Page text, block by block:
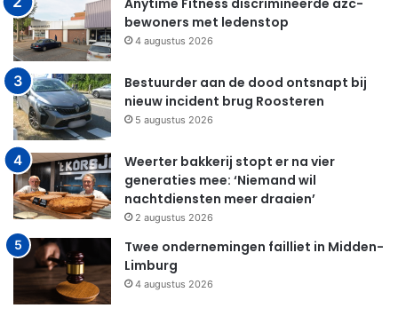
Anytime Fitness discrimineerde azc-
bewoners met ledenstop
4 augustus 2026
Bestuurder aan de dood ontsnapt bij
nieuw incident brug Roosteren
5 augustus 2026
Weerter bakkerij stopt er na vier
generaties mee: ‘Niemand wil
nachtdiensten meer draaien’
2 augustus 2026
Twee ondernemingen failliet in Midden-
Limburg
4 augustus 2026